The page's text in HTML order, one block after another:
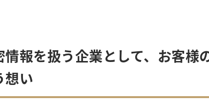
報を扱う企業として、お客様
想い